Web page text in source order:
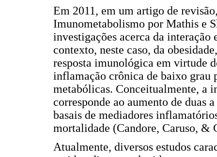
Em 2011, em um artigo de
Imunometabolismo por Mathis e
investigações acerca da
contexto, neste caso, da
resposta imunológica em virtude
inflamação crônica de baixo grau
metabólicas. Conceitualmente, a
corresponde ao aumento de duas
basais de mediadores
mortalidade (Candore, Caruso, &
Atualmente, diversos estudos